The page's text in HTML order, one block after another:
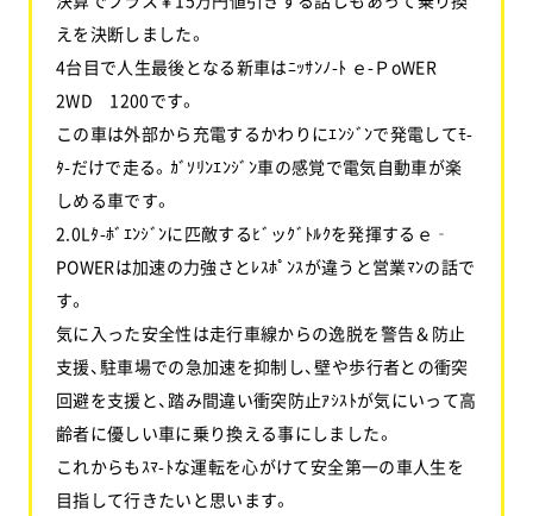
えを決断しました。
4台目で人生最後となる新車はﾆｯｻﾝﾉ-ﾄ ｅ-ＰoWER
2WD 1200です。
この車は外部から充電するかわりにｴﾝｼﾞﾝで発電してﾓ-
ﾀ-だけで走る。ｶﾞｿﾘﾝｴﾝｼﾞﾝ車の感覚で電気自動車が楽
しめる車です。
2.0Lﾀ-ﾎﾞｴﾝｼﾞﾝに匹敵するﾋﾞッｸﾞﾄﾙｸを発揮するｅ‐
POWERは加速の力強さとﾚｽﾎﾟﾝｽが違うと営業ﾏﾝの話で
す。
気に入った安全性は走行車線からの逸脱を警告＆防止
支援、駐車場での急加速を抑制し、壁や歩行者との衝突
回避を支援と、踏み間違い衝突防止ｱｼｽﾄが気にいって高
齢者に優しい車に乗り換える事にしました。
これからもｽﾏ-ﾄな運転を心がけて安全第一の車人生を
目指して行きたいと思います。